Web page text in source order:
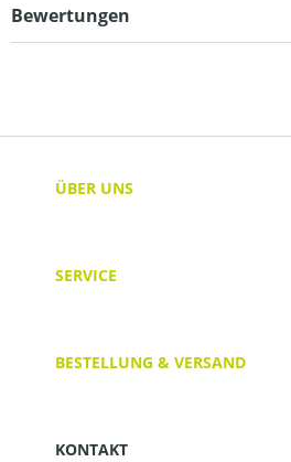
Bewertungen
ÜBER UNS
SERVICE
BESTELLUNG & VERSAND
KONTAKT